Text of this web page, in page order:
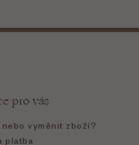
pro vás
vyměnit zboží?
platba